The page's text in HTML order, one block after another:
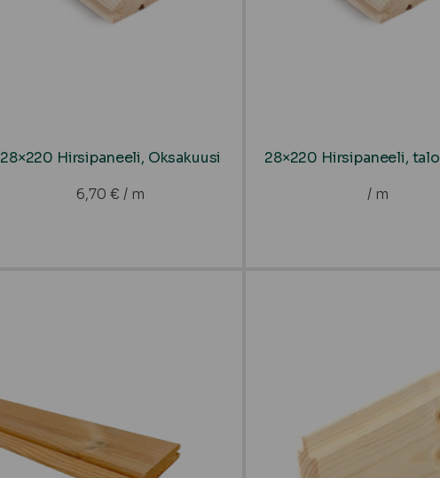
28×220 Hirsipaneeli, Oksakuusi
6,70€ / m
28×220 Hirsipaneeli,
/ m